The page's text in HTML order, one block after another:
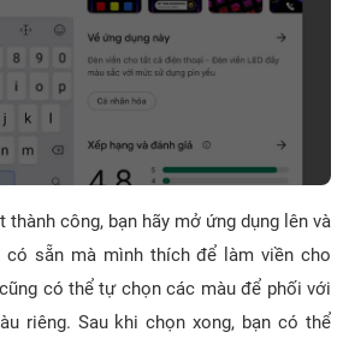
thành công, bạn hãy mở ứng dụng lên và
có sẵn mà mình thích để làm viền cho
có thể tự chọn các màu để phối với
riêng. Sau khi chọn xong, bạn có thể